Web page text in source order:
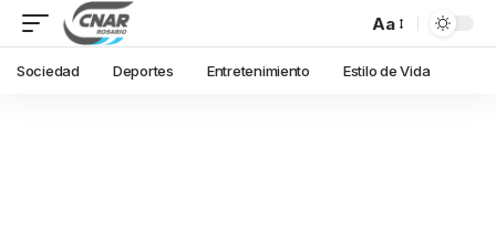
Aa
Sociedad Deportes Entretenimiento Estilo de Vida